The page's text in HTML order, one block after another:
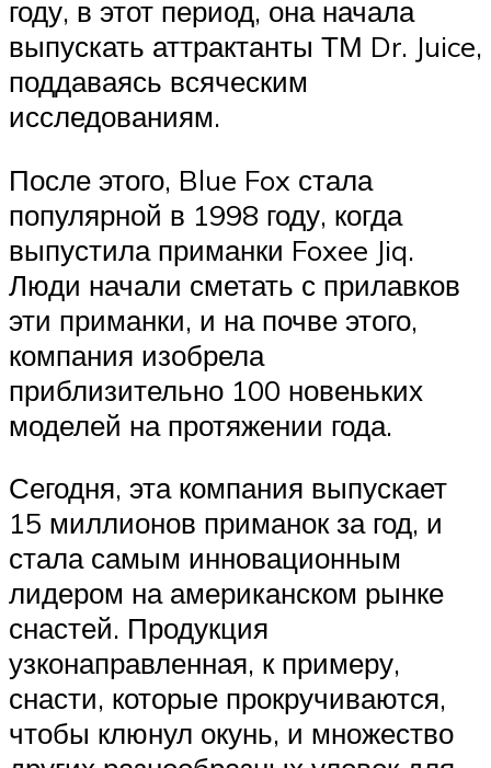
году, в этот период, она начала
выпускать аттрактанты ТМ Dr. Juice,
поддаваясь всяческим
исследованиям.
После этого, Blue Fox стала
популярной в 1998 году, когда
выпустила приманки Foxee Jiq.
Люди начали сметать с прилавков
эти приманки, и на почве этого,
компания изобрела
приблизительно 100 новеньких
моделей на протяжении года.
Сегодня, эта компания выпускает
15 миллионов приманок за год, и
стала самым инновационным
лидером на американском рынке
снастей. Продукция
узконаправленная, к примеру,
снасти, которые прокручиваются,
чтобы клюнул окунь, и множество